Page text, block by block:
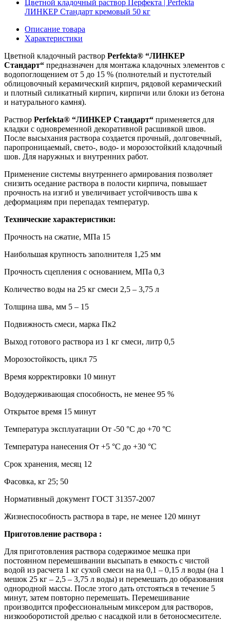
Цветной кладочный раствор Перфекта | Perfekta
ЛИНКЕР Стандарт кремовый 50 кг
Описание товара
Характеристики
Цветной кладочный раствор Perfekta® “ЛИНКЕР
Стандарт“ предназначен для монтажа кладочных элементов с
водопоглощением от 5 до 15 % (полнотелый и пустотелый
облицовочный керамический кирпич, рядовой керамический
и плотный силикатный кирпич, кирпичи или блоки из бетона
и натурального камня).
Раствор Perfekta® “ЛИНКЕР Стандарт“ применяется для
кладки с одновременной декоративной расшивкой швов.
После высыхания раствора создается прочный, долговечный,
паропроницаемый, свето-, водо- и морозостойкий кладочный
шов. Для наружных и внутренних работ.
Применение системы внутреннего армирования позволяет
снизить оседание раствора в полости кирпича, повышает
прочность на изгиб и увеличивает устойчивость шва к
деформациям при перепадах температур.
Технические характеристики:
Прочность на сжатие, МПа 15
Наибольшая крупность заполнителя 1,25 мм
Прочность сцепления с основанием, МПа 0,3
Количество воды на 25 кг смеси 2,5 – 3,75 л
Толщина шва, мм 5 – 15
Подвижность смеси, марка Пк2
Выход готового раствора из 1 кг смеси, литр 0,5
Морозостойкость, цикл 75
Время корректировки 10 минут
Водоудерживающая способность, не менее 95 %
Открытое время 15 минут
Температура эксплуатации От -50 °С до +70 °С
Температура нанесения От +5 °С до +30 °С
Срок хранения, месяц 12
Фасовка, кг 25; 50
Нормативный документ ГОСТ 31357-2007
Жизнеспособность раствора в таре, не менее 120 минут
Приготовление раствора :
Для приготовления раствора содержимое мешка при
постоянном перемешивании высыпать в емкость с чистой
водой из расчета 1 кг сухой смеси на на 0,1 – 0,15 л воды (на 1
мешок 25 кг – 2,5 – 3,75 л воды) и перемешать до образования
однородной массы. После этого дать отстояться в течение 5
минут, затем повторно перемешать. Перемешивание
производится профессиональным миксером для растворов,
низкооборотистой дрелью с насадкой или в бетоносмесителе.